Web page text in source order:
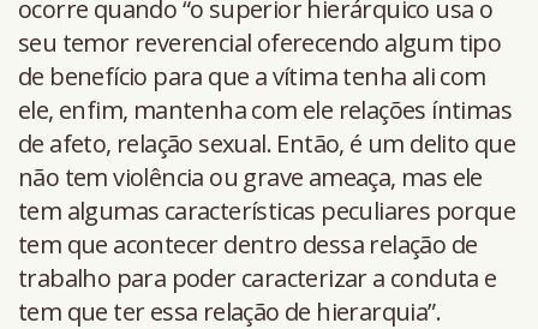
ocorre quando “o superior hierárquico usa o
seu temor reverencial oferecendo algum tipo
de benefício para que a vítima tenha ali com
ele, enfim, mantenha com ele relações íntimas
de afeto, relação sexual. Então, é um delito que
não tem violência ou grave ameaça, mas ele
tem algumas características peculiares porque
tem que acontecer dentro dessa relação de
trabalho para poder caracterizar a conduta e
tem que ter essa relação de hierarquia”.